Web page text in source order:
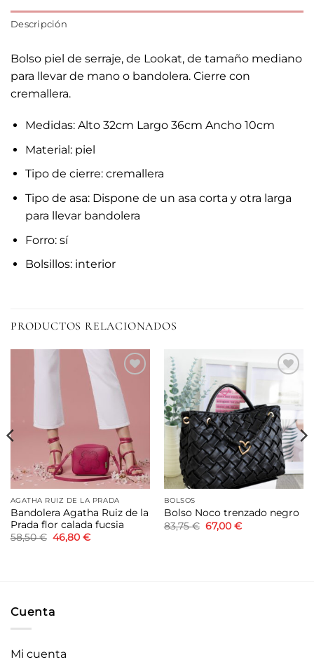
Descripción
Bolso piel de serraje, de Lookat, de tamaño mediano
para llevar de mano o bandolera. Cierre con
cremallera.
Medidas: Alto 32cm Largo 36cm Ancho 10cm
Material: piel
Tipo de cierre: cremallera
Tipo de asa: Dispone de un asa corta y otra larga
para llevar bandolera
Forro: sí
Bolsillos: interior
PRODUCTOS RELACIONADOS
Añadir
a la
lista de
deseos
AGATHA RUIZ DE LA PRADA
Bandolera Agatha Ruiz de la
Prada flor calada fucsia
58,50€ El
precio
46,80 €El
a la
lista de
deseos
BOLSOS
Bolso Noco trenzado negro
83,75€ El
precio
67,00 €El
Cuenta
Mi cuenta